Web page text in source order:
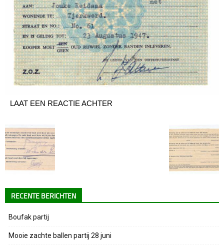
LAAT EEN REACTIE ACHTER
RECENTE BERICHTEN
Boufak partij
Mooie zachte ballen partij 28 juni